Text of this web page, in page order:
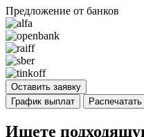
Предложение от банков
Оставить заявку
График выплат
Распечатать
Ищете